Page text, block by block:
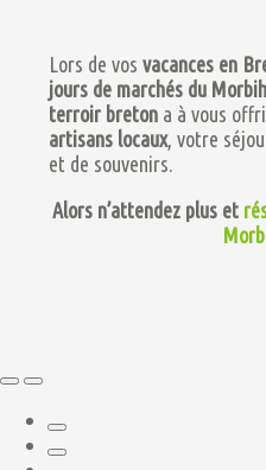
Lors de vos vacances en
jours de marchés du
terroir breton a à vous
artisans locaux, votre
et de souvenirs.
Alors n’attendez plus et